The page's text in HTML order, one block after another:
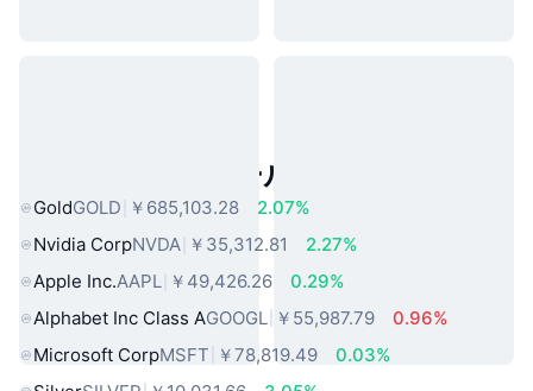
人気のリアルワールドアセット
GoldGOLD ￥685,103.28
2.07%
Nvidia CorpNVDA ￥35,312.81
2.27%
Apple Inc.AAPL ￥49,426.26
0.29%
Alphabet Inc Class AGOOGL ￥55,987.79
0.96%
Microsoft CorpMSFT ￥78,819.49
0.03%